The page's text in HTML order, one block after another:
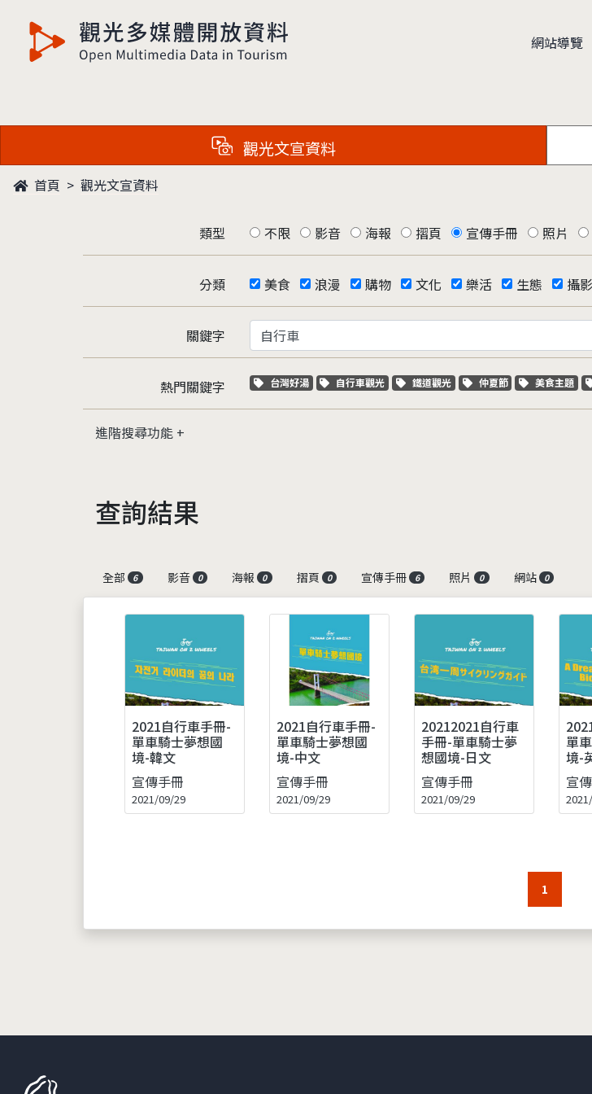
觀光多媒體開放資料 網站導覽
觀光文宣資料
首頁 觀光文宣資料
類型 不限 影音 海報 摺頁 宣傳手冊 照片
分類 美食 浪漫 購物 文化 樂活 生態 攝
關鍵字
熱門關鍵字 關鍵字標籤
台灣好湯 關鍵字標籤
自行車觀光 關鍵字標籤
鐵道觀光 關鍵字標籤
仲夏節 關鍵字標籤
美食主題
進階搜尋功能
查詢結果
全部
6 影音 0 海報 0 摺頁 0 宣傳手冊 6 照片 0 網站 0
2021自行車手冊-
單車騎士夢想國
境-韓文
宣傳手冊
2021/09/29
2021自行車手冊-
單車騎士夢想國
境-中文
宣傳手冊
2021/09/29
20212021自行車
手冊-單車騎士夢
想國境-日文
宣傳手冊
2021/09/29
單
境-
宣
1